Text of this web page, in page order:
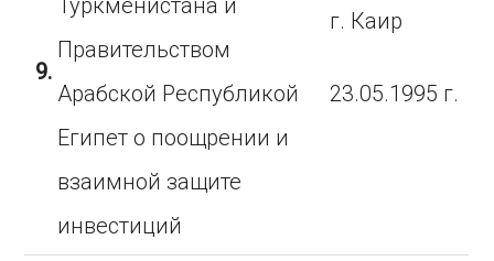
9.
Туркменистана и
Правительством
Арабской Республикой
Египет о поощрении и
взаимной защите
инвестиций
г. Каир
23.05.1995 г.